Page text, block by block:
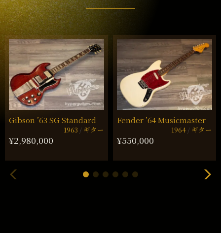
Gibson ’63 SG Standard
1963 ギター
¥2,980,000
Fender ’64 Musicmaster
1964 ギター
¥550,000